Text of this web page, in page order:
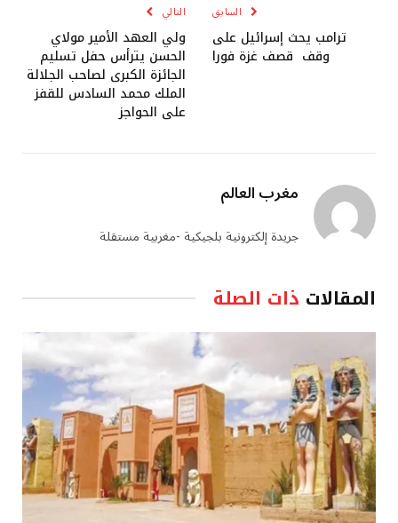
السابق
ترامب يحث إسرائيل على
وقف قصف غزة فورا
التالي
ولي العهد الأمير مولاي
الحسن يترأس حفل تسليم
الجائزة الكبرى لصاحب الجلالة
الملك محمد السادس للقفز
على الحواجز
مغرب العالم
جريدة إلكترونية بلجيكية -مغربية مستقلة
المقالات ذات الصلة